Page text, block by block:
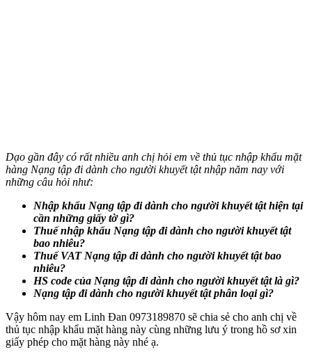
Dạo gần đây có rất nhiều anh chị hỏi em về thủ tục nhập khẩu mặt
hàng Nạng tập đi dành cho người khuyết tật nhập năm nay với
những câu hỏi như:
Nhập khẩu Nạng tập đidành cho người khuyết tậthiện tại
cần những giấy tờ gì?
Thuế nhập khẩu Nạng tập đidành cho người khuyết tật
bao nhiêu?
Thuế VAT Nạng tập đidành cho người khuyết tậtbao
nhiêu?
HS code của Nạng tập đidành cho người khuyết tậtlà gì?
Nạng tập đidành cho người khuyết tật phân loại gì?
Vậy hôm nay em Linh Đan 0973189870 sẽ chia sẻ cho anh chị về
thủ tục nhập khẩu mặt hàng này cùng những lưu ý trong hồ sơ xin
giấy phép cho mặt hàng này nhé ạ.